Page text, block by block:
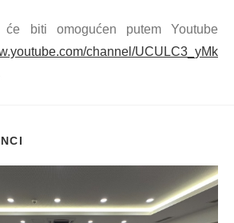
će biti omogućen putem Youtube
channel/UCULC3_yMk